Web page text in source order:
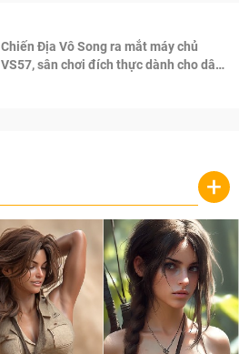
Chiến Địa Vô Song ra mắt máy chủ
VS57, sân chơi đích thực dành cho dân
+